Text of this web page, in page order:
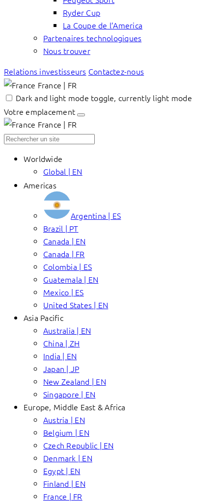
Ryder Cup
La Coupe de l’America
Partenaires technologiques
Nous trouver
Relations investisseurs Contactez-nous
France | FR
Dark and light mode toggle, currently light mode
Votre emplacement
France | FR
Worldwide
Global | EN
Americas
Argentina | ES
Brazil | PT
Canada | EN
Canada | FR
Colombia | ES
Guatemala | EN
Mexico | ES
United States | EN
Asia Pacific
Australia | EN
China | ZH
India | EN
Japan | JP
New Zealand | EN
Singapore | EN
Europe, Middle East & Africa
Austria | EN
Belgium | EN
Czech Republic | EN
Denmark | EN
Egypt | EN
Finland | EN
France | FR